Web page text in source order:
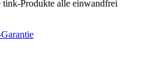
tink-Produkte alle einwandfrei